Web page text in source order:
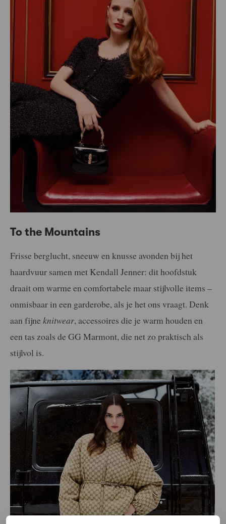
To the Mountains
Frisse berglucht, sneeuw en knusse avonden bij het
haardvuur samen met Kendall Jenner: dit hoofdstuk
draait om warme en comfortabele maar stijlvolle items –
onmisbaar in een garderobe, als je het ons vraagt. Denk
aan fijne knitwear, accessoires die je warm houden en
een tas zoals de GG Marmont, die net zo praktisch als
stijlvol is.